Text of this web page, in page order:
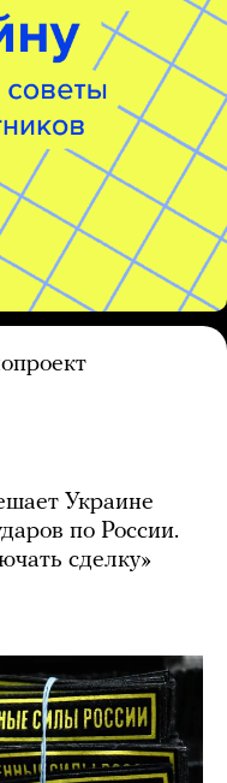
Украине
по России.
сделку»